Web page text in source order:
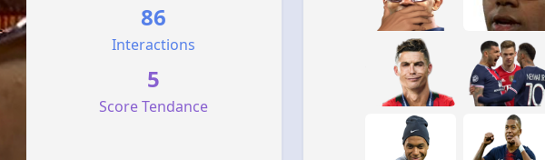
86
Interactions
5
Score Tendance